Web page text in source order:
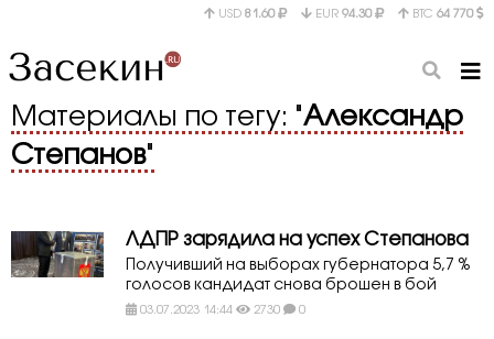
USD 81.60 EUR 94.30 BTC 64 770
Материалы по тегу: "Александр
Степанов"
ЛДПР зарядила на успех Степанова
Получивший на выборах губернатора 5,7 %
голосов кандидат снова брошен в бой
03.07.2023 14:44 2730 0